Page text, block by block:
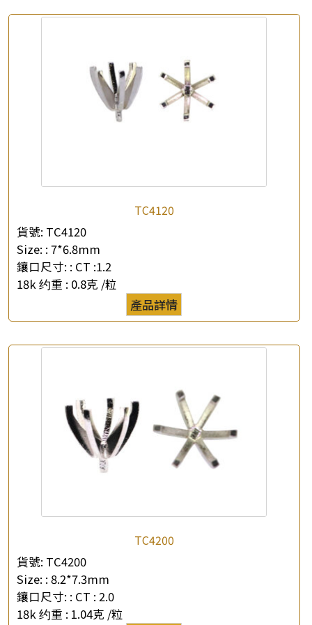
產品查詢
公司名稱
*聯絡電話
查詢以下產品
TC4120
貨號: TC4120
Size: : 7*6.8mm
鑲口尺寸: : CT :1.2
18k 约重 : 0.8克 /粒
產品詳情
TC4200
貨號: TC4200
Size: : 8.2*7.3mm
鑲口尺寸: : CT : 2.0
18k 约重 : 1.04克 /粒